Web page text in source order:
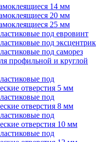
14 мм
20 мм
25 мм
под евровинт
под эксцентрик
под саморез
профильной и круглой
под
отверстия 5 мм
под
отверстия 8 мм
под
отверстия 10 мм
под